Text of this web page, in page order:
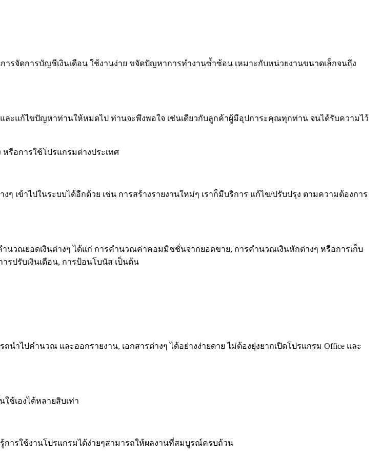
รจัดการบัญชีเงินเดือน ใช้งานง่าย ขจัดปัญหาการทำงานซ้ำซ้อน เหมาะกับหน่วยงานขนาดเล็กจนถึง
ะแก้ไขปัญหาท่านให้หมดไป ท่านจะพึงพอใจ เช่นเดียวกับลูกค้าผู้มีอุปการะคุณทุกท่าน จนได้รับความไว้
รือการใช้โปรแกรมต่างประเทศ
ๆ เข้าไปในระบบได้อีกด้วย เช่น การสร้างรายงานใหม่ๆ เราก็มีบริการ แก้ไข/ปรับปรุง ตามความต้องการ
วณยอดเงินต่างๆ ได้แก่ การคำนวณค่าคอมมิชชั่นจากยอดขาย, การคำนวณเงินหักต่างๆ หรือการเก็บ
รปรับเงินเดือน, การป้อนโบนัส เป็นต้น
ไปคำนวณ และออกรายงาน, เอกสารต่างๆ ได้อย่างง่ายดาย ไม่ต้องยุ่งยากเปิดโปรแกรม Office และ
ช้เองได้หลายสิบเท่า
การใช้งานโปรแกรมได้ง่ายๆสามารถให้ผลงานที่สมบูรณ์ครบถ้วน